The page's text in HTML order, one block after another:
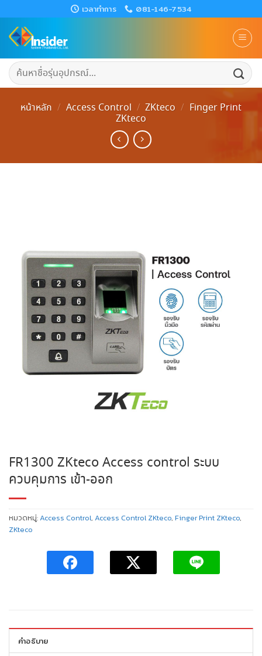
to
content
เวลาทำการ 081-146-7534
ค้นหา:
หน้าหลัก / Access Control / ZKteco / Finger Print
ZKteco
FR1300 ZKteco Access control ระบบ
ควบคุมการ เข้า-ออก
หมวดหมู่:Access Control, Access Control ZKteco, Finger Print ZKteco,
ZKteco
คำอธิบาย